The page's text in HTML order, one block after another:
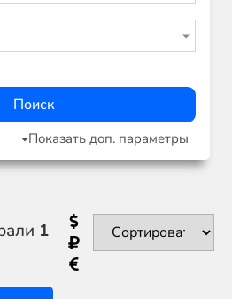
Поиск
Показать доп. параметры
1